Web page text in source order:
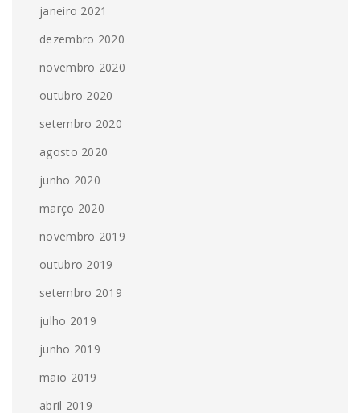
janeiro 2021
dezembro 2020
novembro 2020
outubro 2020
setembro 2020
agosto 2020
junho 2020
março 2020
novembro 2019
outubro 2019
setembro 2019
julho 2019
junho 2019
maio 2019
abril 2019